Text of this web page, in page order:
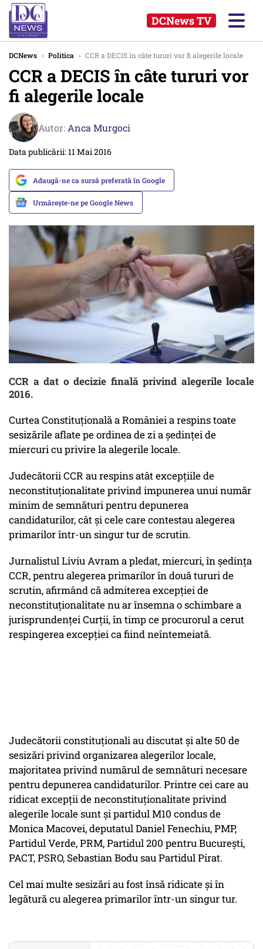
DCNews TV
DCNews › Politica › CCR a DECIS în câte tururi vor fi alegerile locale
CCR a DECIS în câte tururi vor
fi alegerile locale
Autor: Anca Murgoci
Data publicării: 11 Mai 2016
Adaugă-ne ca sursă preferată în Google
Urmărește-ne pe Google News
CCR a dat o decizie finală privind alegerile locale
2016.
Curtea Constituţională a României a respins toate
sesizările aflate pe ordinea de zi a şedinţei de
miercuri cu privire la alegerile locale.
Judecătorii CCR au respins atât excepţiile de
neconstituţionalitate privind impunerea unui număr
minim de semnături pentru depunerea
candidaturilor, cât şi cele care contestau alegerea
primarilor într-un singur tur de scrutin.
Jurnalistul Liviu Avram a pledat, miercuri, în şedinţa
CCR, pentru alegerea primarilor în două tururi de
scrutin, afirmând că admiterea excepţiei de
neconstituţionalitate nu ar însemna o schimbare a
jurisprundenţei Curţii, în timp ce procurorul a cerut
respingerea excepţiei ca fiind neîntemeiată.
Judecătorii constituţionali au discutat şi alte 50 de
sesizări privind organizarea alegerilor locale,
majoritatea privind numărul de semnături necesare
pentru depunerea candidaturilor. Printre cei care au
ridicat excepţii de neconstituţionalitate privind
alegerile locale sunt şi partidul M10 condus de
Monica Macovei, deputatul Daniel Fenechiu, PMP,
Partidul Verde, PRM, Partidul 200 pentru Bucureşti,
PACT, PSRO, Sebastian Bodu sau Partidul Pirat.
Cel mai multe sesizări au fost însă ridicate şi în
legătură cu alegerea primarilor într-un singur tur.